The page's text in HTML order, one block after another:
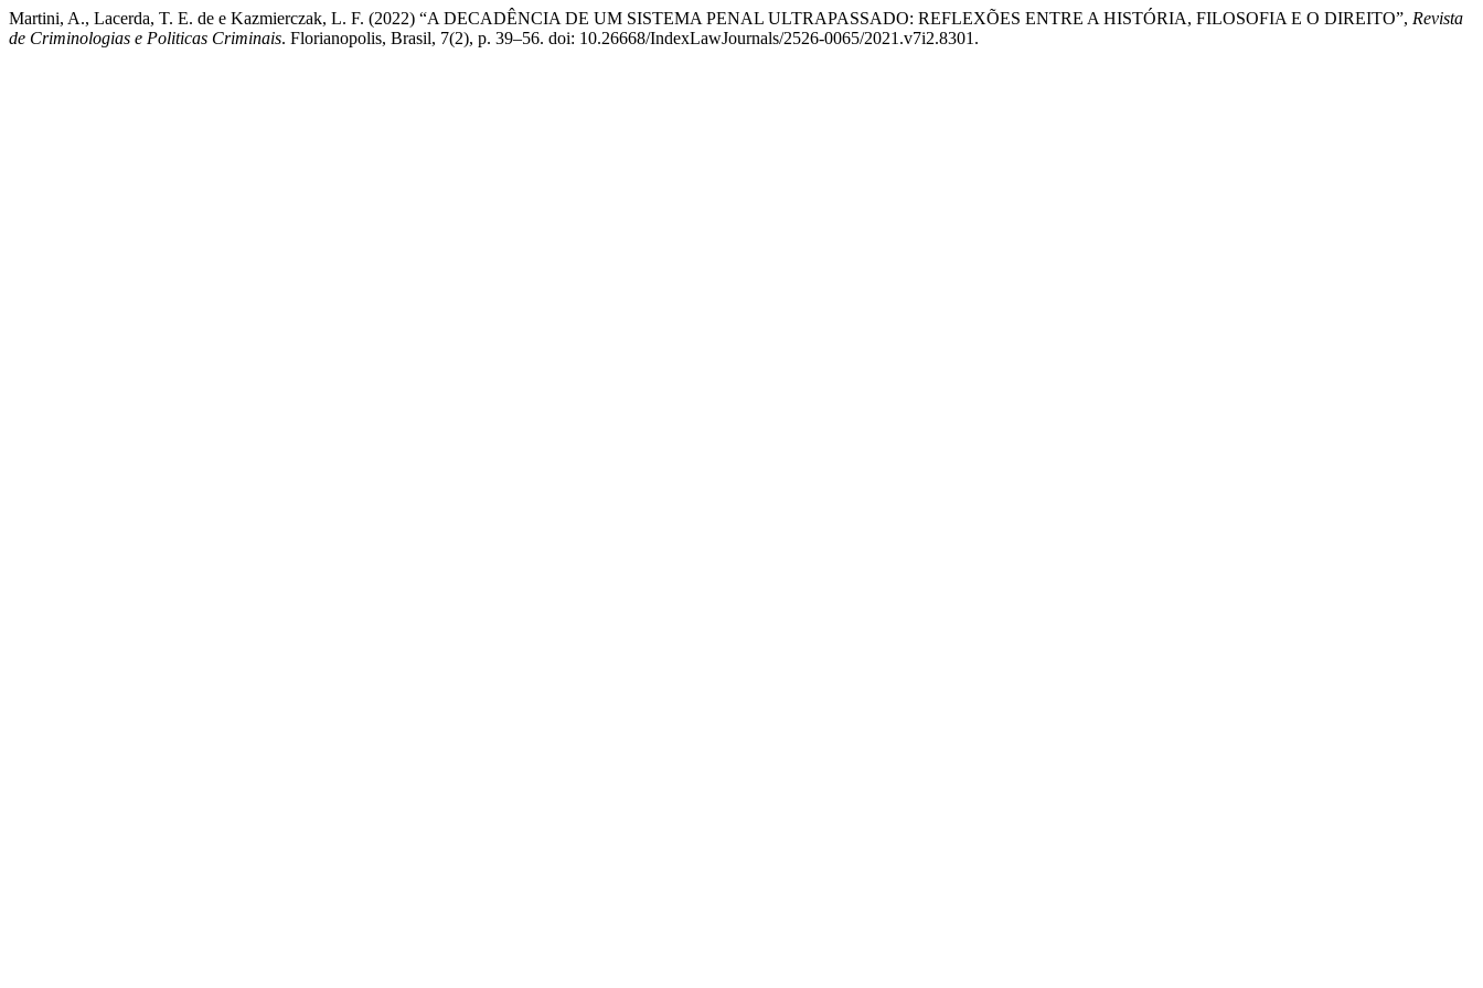
Martini, A., Lacerda, T. E. de e Kazmierczak, L. F. (2022) “A DECADÊNCIA DE UM SISTEMA PENAL ULTRAPASSADO: REFLEXÕES ENTRE A HISTÓRIA, FILOSOFIA E O DIREITO”, Revista
de Criminologias e Politicas Criminais. Florianopolis, Brasil, 7(2), p. 39–56. doi: 10.26668/IndexLawJournals/2526-0065/2021.v7i2.8301.